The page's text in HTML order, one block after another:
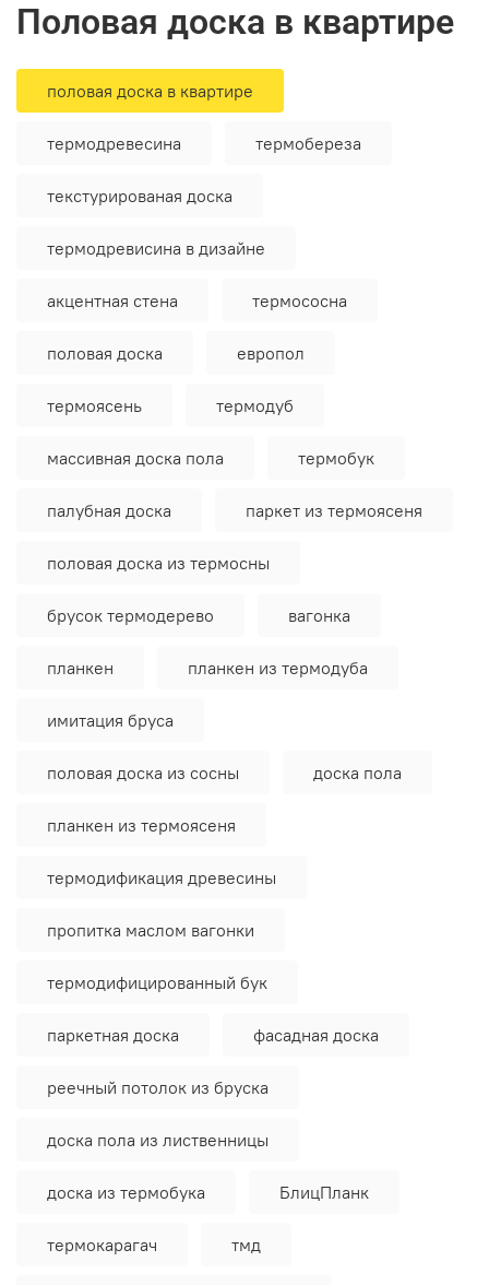
половая доска в квартире
половая доска в квартире
термодревесина термобереза
текстурированая доска
термодревисина в дизайне
акцентная стена термососна
половая доска европол
термоясень термодуб
массивная доска пола термобук
палубная доска паркет из термоясеня
половая доска из термосны
брусок термодерево вагонка
планкен планкен из термодуба
имитация бруса
половая доска из сосны доска пола
планкен из термоясеня
термодификация древесины
пропитка маслом вагонки
термодифицированный бук
паркетная доска фасадная доска
реечный потолок из бруска
доска пола из лиственницы
доска из термобука БлицПланк
термокарагач тмд